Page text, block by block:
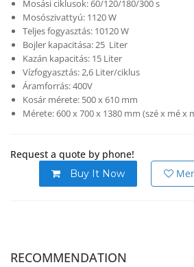
Mosási ciklusok: 60/120/180/300 s
Mosószivattyú: 1120 W
Teljes fogyasztás: 10120 W
Bojler kapacitása: 25 Liter
Kazán kapacitás: 15 Liter
Vízfogyasztás: 2,6 Liter/ciklus
Áramforrás: 400V
Kosár mérete: 500 x 610 mm
Mérete: 600 x 700 x 1380 mm (szé x mé x
Request a quote by phone!
Buy It Now
RECOMMENDATION